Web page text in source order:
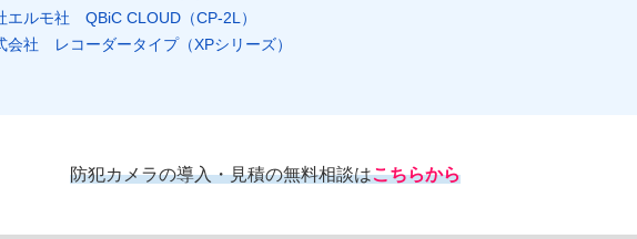
エルモ社 QBiC CLOUD（CP-2L）
会社 レコーダータイプ（XPシリーズ）
防犯カメラの導入・見積の無料相談はこちらから